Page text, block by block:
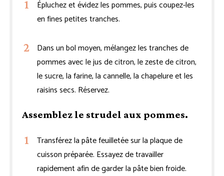
Épluchez et évidez les pommes, puis coupez-les
en fines petites tranches.
Dans un bol moyen, mélangez les tranches de
pommes avec le jus de citron, le zeste de citron,
le sucre, la farine, la cannelle, la chapelure et les
raisins secs. Réservez.
Assemblez le strudel aux pommes.
Transférez la pâte feuilletée sur la plaque de
cuisson préparée. Essayez de travailler
rapidement afin de garder la pâte bien froide.